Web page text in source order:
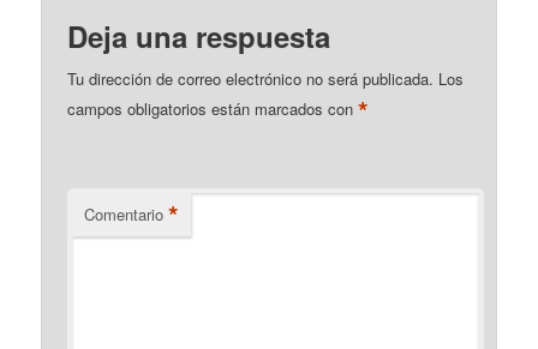
Deja una respuesta
Tu dirección de correo electrónico no será publicada. Los
campos obligatorios están marcados con*
Comentario *